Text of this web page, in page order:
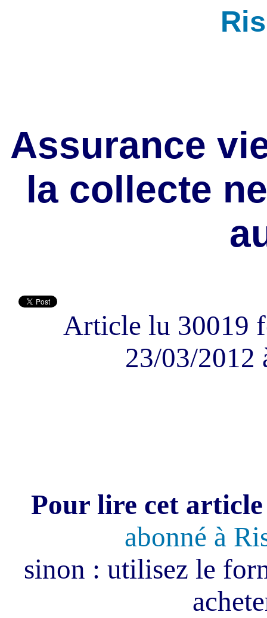
Assurance
la collecte
Article lu 30019
23/03/2012
Pour lire cet
abonné à
sinon : utilisez le